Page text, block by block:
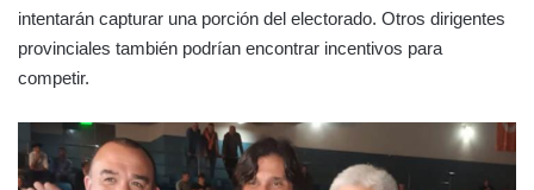
intentarán capturar una porción del electorado. Otros dirigentes
provinciales también podrían encontrar incentivos para
competir.